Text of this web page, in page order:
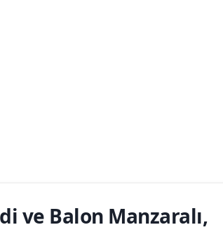
ve Balon Manzaralı,